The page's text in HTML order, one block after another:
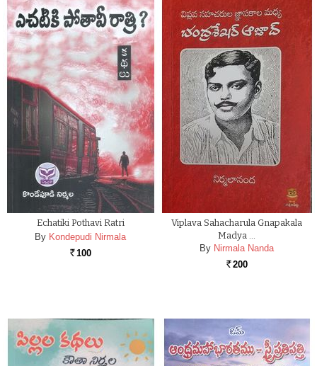
Echatiki Pothavi Ratri
By Kondepudi Nirmala
Rs. 100
Viplava Sahacharula Gnapakala
Madya …
By Nirmala Nanda
Rs. 200